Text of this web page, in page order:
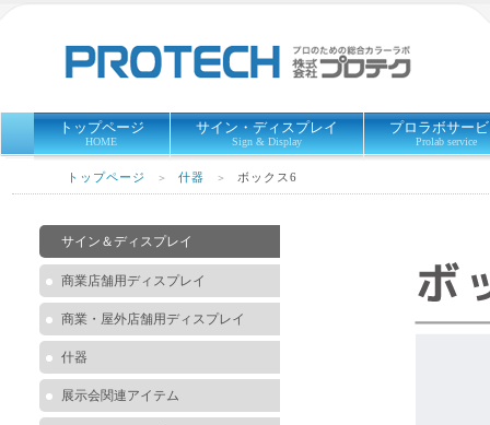
トップページ
HOME
サイン・ディスプレイ
Sign & Display
プロラボサー
Prolab service
トップページ ＞ 什器 ＞ ボックス6
サイン＆ディスプレイ
商業店舗用ディスプレイ
商業・屋外店舗用ディスプレイ
什器
展示会関連アイテム